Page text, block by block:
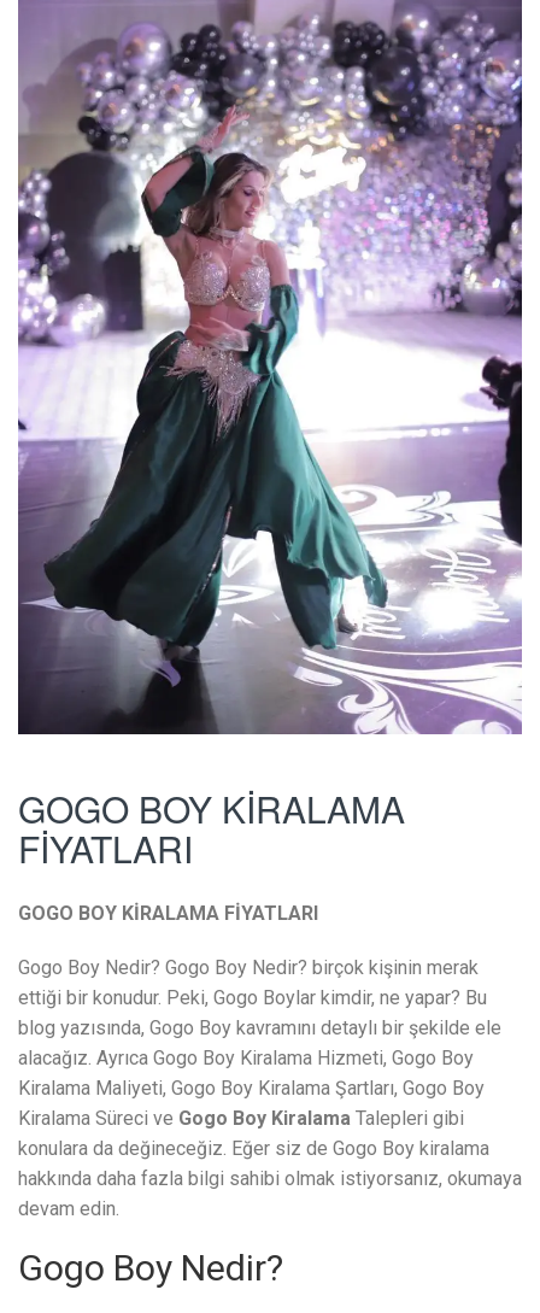
GOGO BOY KİRALAMA
FİYATLARI
GOGO BOY KİRALAMA FİYATLARI
Gogo Boy Nedir? Gogo Boy Nedir? birçok kişinin merak
ettiği bir konudur. Peki, Gogo Boylar kimdir, ne yapar? Bu
blog yazısında, Gogo Boy kavramını detaylı bir şekilde ele
alacağız. Ayrıca Gogo Boy Kiralama Hizmeti, Gogo Boy
Kiralama Maliyeti, Gogo Boy Kiralama Şartları, Gogo Boy
Kiralama Süreci ve Gogo Boy Kiralama Talepleri gibi
konulara da değineceğiz. Eğer siz de Gogo Boy kiralama
hakkında daha fazla bilgi sahibi olmak istiyorsanız, okumaya
devam edin.
Gogo Boy Nedir?